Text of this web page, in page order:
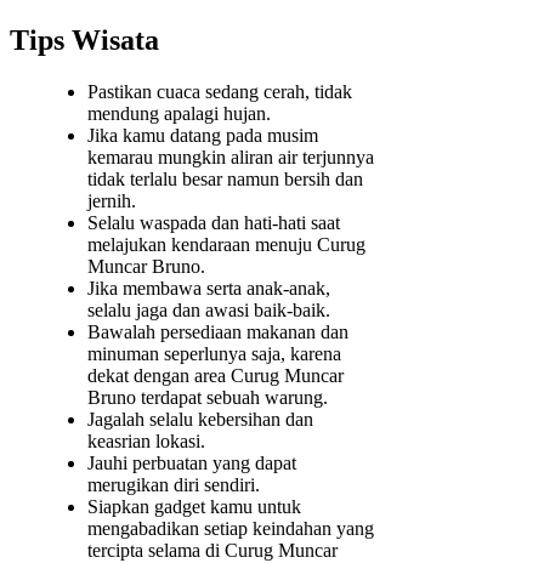
Tips Wisata
Pastikan cuaca sedang cerah, tidak
mendung apalagi hujan.
Jika kamu datang pada musim
kemarau mungkin aliran air terjunnya
tidak terlalu besar namun bersih dan
jernih.
Selalu waspada dan hati-hati saat
melajukan kendaraan menuju Curug
Muncar Bruno.
Jika membawa serta anak-anak,
selalu jaga dan awasi baik-baik.
Bawalah persediaan makanan dan
minuman seperlunya saja, karena
dekat dengan area Curug Muncar
Bruno terdapat sebuah warung.
Jagalah selalu kebersihan dan
keasrian lokasi.
Jauhi perbuatan yang dapat
merugikan diri sendiri.
Siapkan gadget kamu untuk
mengabadikan setiap keindahan yang
tercipta selama di Curug Muncar